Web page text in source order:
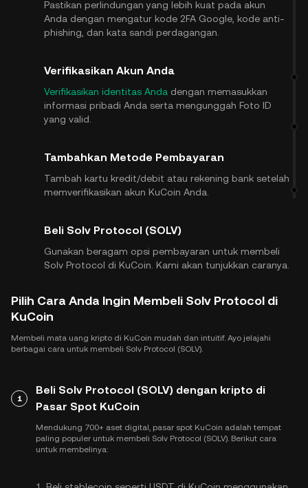
Pastikan perlindungan yang lebih kuat pada akun
Anda dengan mengatur kode 2FA Google, kode anti-
phishing, dan kata sandi perdagangan.
Verifikasikan Akun Anda
Verifikasikan identitas Anda dengan memasukkan
informasi pribadi Anda serta mengunggah Foto ID
yang valid.
Tambahkan Metode Pembayaran
Tambah kartu kredit/debit atau rekening bank setelah
memverifikasikan akun KuCoin Anda.
Beli Solv Protocol (SOLV)
Gunakan beragam opsi pembayaran untuk membeli
Solv Protocol di KuCoin. Kami akan tunjukkan caranya.
Pilih Cara Anda Ingin Membeli Solv Protocol di
KuCoin
Membeli mata uang kripto di KuCoin mudah dan intuitif. Ayo jelajahi
berbagai cara untuk membeli Solv Protocol (SOLV).
1
Beli Solv Protocol (SOLV) dengan kripto di
Pasar Spot KuCoin
Mendukung 700+ aset digital, pasar spot KuCoin adalah tempat
paling populer untuk membeli Solv Protocol (SOLV). Berikut cara
untuk membelinya: